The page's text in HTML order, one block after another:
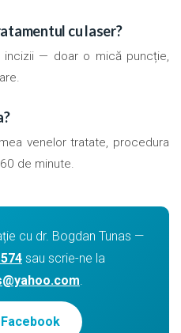
cu laser?
— doar o mică puncție,
venelor tratate, procedura
de minute.
cu dr. Bogdan Tunas —
sau scrie-ne la
.